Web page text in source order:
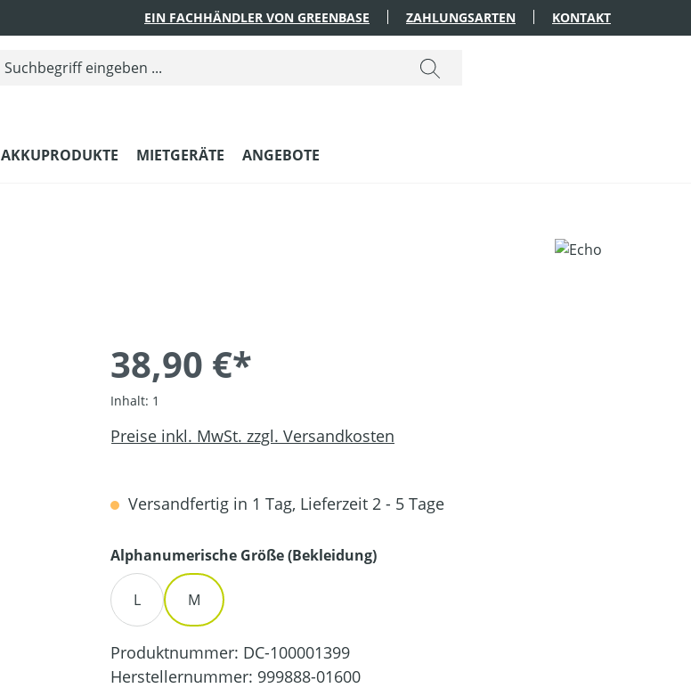
EIN FACHHÄNDLER VON GREENBASE ZAHLUNGSARTEN KONTAKT
AKKUPRODUKTE MIETGERÄTE ANGEBOTE
38,90 €*
Inhalt: 1
Preise inkl. MwSt. zzgl. Versandkosten
Versandfertig in 1 Tag, Lieferzeit 2 - 5 Tage
Alphanumerische Größe (Bekleidung)auswählen
L M
Produktnummer: DC-100001399
Herstellernummer: 999888-01600